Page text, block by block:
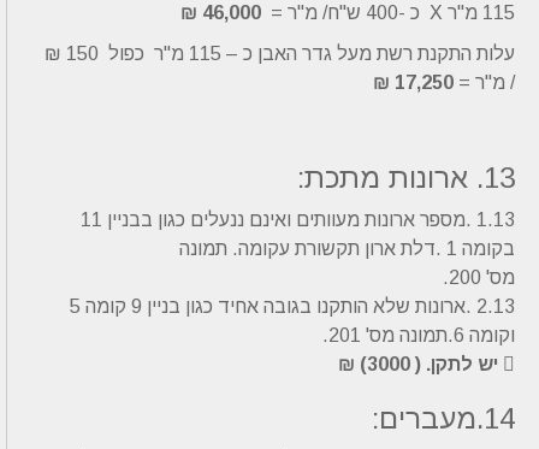
115 מ"ר X כ -400 ש"ח/ מ"ר =
46,000 ₪
עלות התקנת רשת מעל גדר האבן כ – 115 מ"ר כפול 150 ₪
/ מ"ר = 17,250 ₪
13. ארונות מתכת:
1.13 .מספר ארונות מעוותים ואינם ננעלים כגון בבניין 11
בקומה 1 .דלת ארון תקשורת עקומה. תמונה
מס' 200.
2.13 .ארונות שלא הותקנו בגובה אחיד כגון בניין 9 קומה 5
וקומה 6.תמונה מס' 201.
 יש לתקן. ( 3000) ₪
14.מעברים: